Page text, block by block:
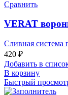
Сравнить
VERAT
Сливная система
420 ₽
Добавить в
В корзину
Быстрый